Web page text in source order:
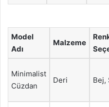
Model
Adı
Malzeme
Minimalist
Cüzdan
Deri Bej,